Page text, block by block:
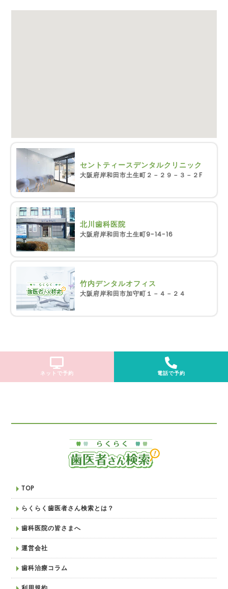
セントティースデンタルクリニック
大阪府岸和田市土生町２－２９－３－２F
北川歯科医院
大阪府岸和田市土生町9-14-16
竹内デンタルオフィス
大阪府岸和田市加守町１－４－２４
ネットで予約 電話で予約
TOP
らくらく歯医者さん検索とは？
歯科医院の皆さまへ
運営会社
歯科治療コラム